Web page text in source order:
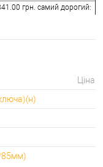
грн. самий дорогий:
грн. самий дорогий:
грн.
Ціна